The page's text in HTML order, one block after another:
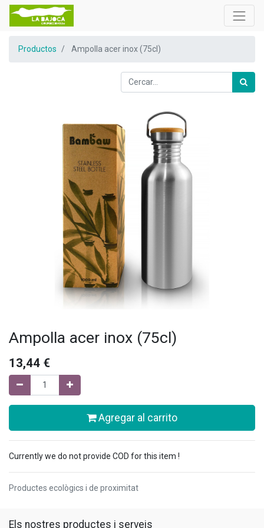
Productos Ampolla acer inox (75cl)
Ampolla acer inox (75cl)
13,44 €
Agregar al carrito
Currently we do not provide COD for this item !
Productes ecològics i de proximitat
Els nostres productes i serveis